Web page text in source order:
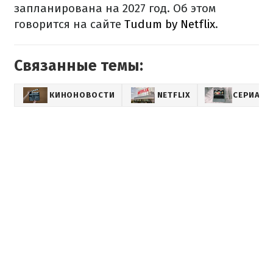
запланирована на 2027 год. Об этом
говорится на сайте Tudum by Netflix.
Связанные темы:
КИНОНОВОСТИ NETFLIX СЕРИАЛЫ